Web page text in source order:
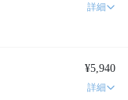
詳細
¥5,940
詳細